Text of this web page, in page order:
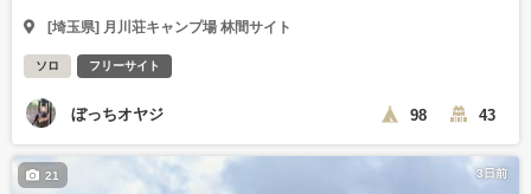
[埼玉県] 月川荘キャンプ場 林間サイト
ソロ フリーサイト
ぼっちオヤジ 98 43
3日前
21